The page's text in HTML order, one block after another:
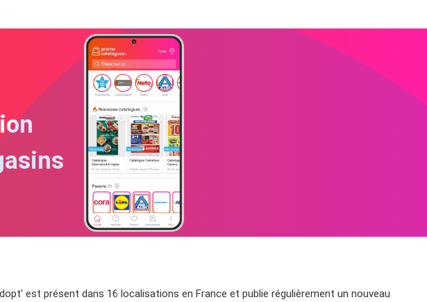
est présent dans 16 localisations en France et publie régulièrement un nouveau